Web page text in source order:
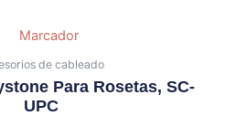
de cableado
Para Rosetas, SC-
UPC